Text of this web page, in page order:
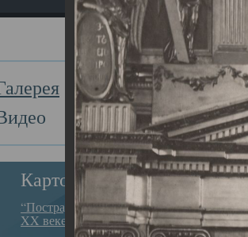
Картотека
“Пострадавшие за веру в
XX веке на Севере”
Главная